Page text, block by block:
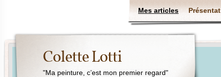
Mes articles
Colette Lotti
"Ma peinture, c’est mon premier regard"